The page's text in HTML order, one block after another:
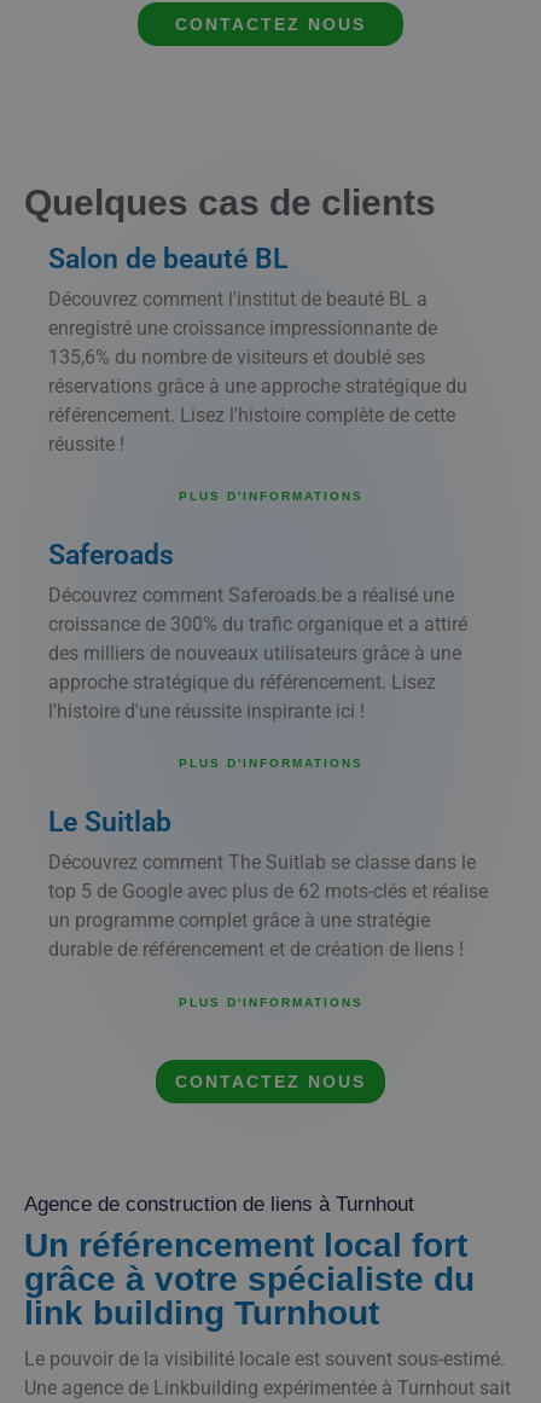
CONTACTEZ NOUS
Quelques cas de clients
Salon de beauté BL
Découvrez comment l'institut de beauté BL a
enregistré une croissance impressionnante de
135,6% du nombre de visiteurs et doublé ses
réservations grâce à une approche stratégique du
référencement. Lisez l'histoire complète de cette
réussite !
PLUS D'INFORMATIONS
Saferoads
Découvrez comment Saferoads.be a réalisé une
croissance de 300% du trafic organique et a attiré
des milliers de nouveaux utilisateurs grâce à une
approche stratégique du référencement. Lisez
l'histoire d'une réussite inspirante ici !
PLUS D'INFORMATIONS
Le Suitlab
Découvrez comment The Suitlab se classe dans le
top 5 de Google avec plus de 62 mots-clés et réalise
un programme complet grâce à une stratégie
durable de référencement et de création de liens !
PLUS D'INFORMATIONS
CONTACTEZ NOUS
Agence de construction de liens à Turnhout
Un référencement local fort
grâce à votre spécialiste du
link building Turnhout
Le pouvoir de la visibilité locale est souvent sous-estimé.
Une agence de Linkbuilding expérimentée à Turnhout sait